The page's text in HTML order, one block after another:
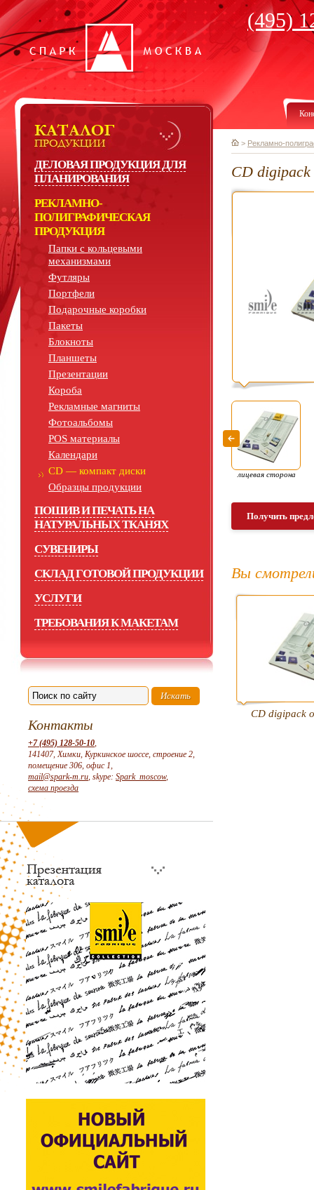
(495)
ДЕЛОВАЯ ПРОДУКЦИЯ ДЛЯ
ПЛАНИРОВАНИЯ
РЕКЛАМНО-
ПОЛИГРАФИЧЕСКАЯ
ПРОДУКЦИЯ
Папки с кольцевыми
механизмами
Футляры
Портфели
Подарочные коробки
Пакеты
Блокноты
Планшеты
Презентации
Короба
Рекламные магниты
Фотоальбомы
POS материалы
Календари
СD — компакт диски
Образцы продукции
ПОШИВ И ПЕЧАТЬ НА
НАТУРАЛЬНЫХ ТКАНЯХ
СУВЕНИРЫ
СКЛАД ГОТОВОЙ ПРОДУКЦИИ
УСЛУГИ
ТРЕБОВАНИЯ К МАКЕТАМ
Контакты
+7 (495) 128-50-10,
141407, Химки, Куркинское шоссе, строение 2,
помещение 306, офис 1,
mail@spark-m.ru, skype: Spark_moscow,
схема проезда
> Рекламно-
CD
лицевая сторона
Получить
Вы
CD digipack